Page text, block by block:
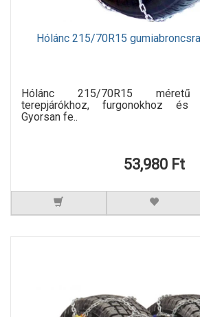
Hólánc 215/70R15
Hólánc 215/70R15 méretű
terepjárókhoz, furgonokhoz és
Gyorsan fe..
53,980 Ft